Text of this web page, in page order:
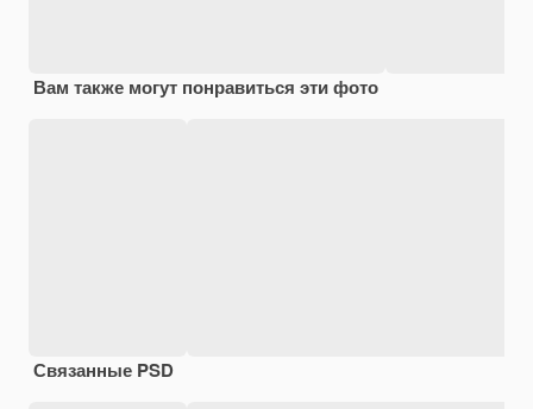
Вам также могут понравиться эти фото
Связанные PSD